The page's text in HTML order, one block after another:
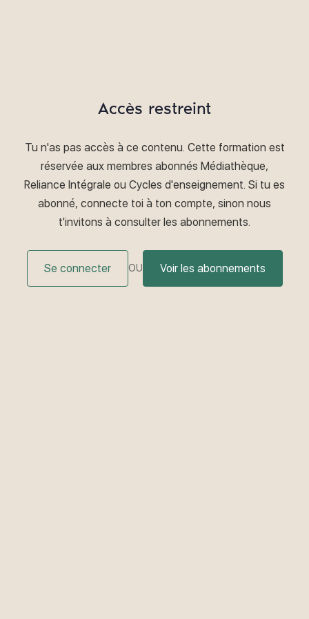
Accès restreint
Tu n'as pas accès à ce contenu. Cette formation est
réservée aux membres abonnés Médiathèque,
Reliance Intégrale ou Cycles d'enseignement. Si tu es
abonné, connecte toi à ton compte, sinon nous
t'invitons à consulter les abonnements.
Se connecter OU Voir les abonnements